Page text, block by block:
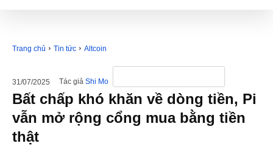
Trang chủ Tin tức Altcoin
31/07/2025 Tác giả Shi Mo
Bất chấp khó khăn về dòng tiền, Pi
vẫn mở rộng cổng mua bằng tiền
thật